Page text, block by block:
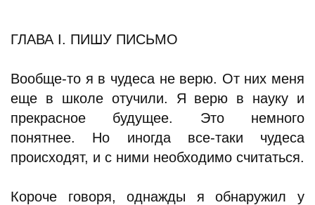
ГЛАВА I. ПИШУ ПИСЬМО
Вообще-то я в чудеса не верю. От них меня
еще в школе отучили. Я верю в науку и
прекрасное будущее. Это немного
понятнее. Но иногда все-таки чудеса
происходят, и с ними необходимо считаться.
Короче говоря, однажды я обнаружил у